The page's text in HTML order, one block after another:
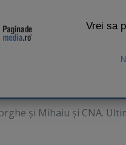
şi Mihaiu şi CNA.
Vrei sa